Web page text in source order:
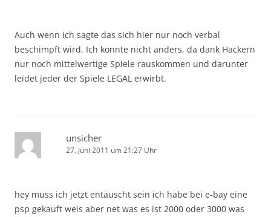
Auch wenn ich sagte das sich hier nur noch verbal
beschimpft wird. Ich konnte nicht anders, da dank Hackern
nur noch mittelwertige Spiele rauskommen und darunter
leidet jeder der Spiele LEGAL erwirbt.
unsicher
27. Juni 2011 um 21:27 Uhr
hey muss ich jetzt entäuscht sein ich habe bei e-bay eine
psp gekauft weis aber net was es ist 2000 oder 3000 was